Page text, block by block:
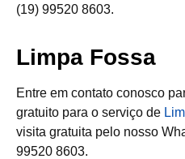
(19) 99520 8603.
Limpa Fossa
Entre em contato conosco
gratuito para o serviço de
visita gratuita pelo nosso
99520 8603.